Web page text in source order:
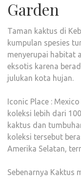
Garden
Taman kaktus di
kumpulan spesies
menyerupai habitat
eksotis karena
julukan kota hujan.
Iconic Place :
koleksi lebih dari
kaktus dan
koleksi tersebut
Amerika Selatan,
Sebenarnya Kaktus